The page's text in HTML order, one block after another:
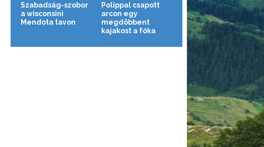
Szabadság-szobor
a wisconsini
Mendota tavon
Polippal csapott
arcon egy
megdöbbent
kajakost a fóka